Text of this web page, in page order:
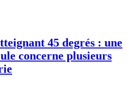
45 degrés : une
concerne plusieurs